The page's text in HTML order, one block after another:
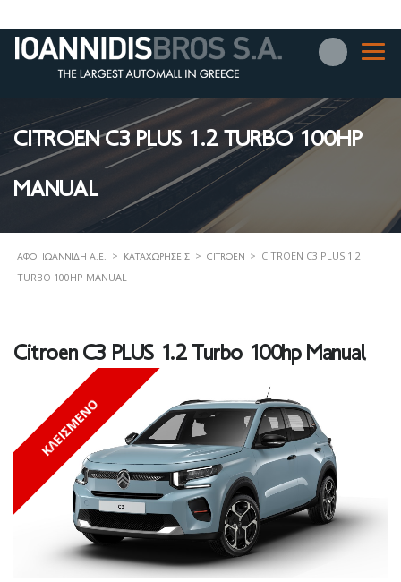
CITROEN C3 PLUS 1.2 TURBO 100HP
MANUAL
ΑΦΟΊ ΙΩΑΝΝΊΔΗ Α.Ε. > ΚΑΤΑΧΩΡΉΣΕΙΣ > CITROEN > CITROEN C3 PLUS 1.2
TURBO 100HP MANUAL
Citroen C3 PLUS 1.2 Turbo 100hp Manual
ΚΛΕΙΣΜΕΝΟ